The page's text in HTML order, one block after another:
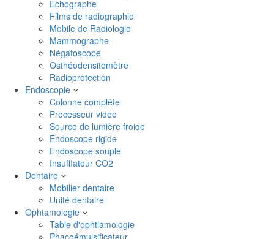
Echographe
Films de radiographie
Mobile de Radiologie
Mammographe
Négatoscope
Osthéodensitomètre
Radioprotection
Endoscopie
Colonne compléte
Processeur video
Source de lumière froide
Endoscope rigide
Endoscope souple
Insufflateur CO2
Dentaire
Mobilier dentaire
Unité dentaire
Ophtamologie
Table d'ophtlamologie
Phacoémulsificateur